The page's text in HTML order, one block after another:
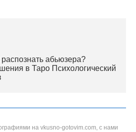
абьюзера?
в Таро Психологический
на vkusno-gotovim.com, с нами